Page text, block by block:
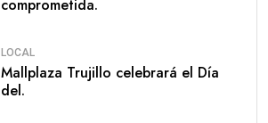
comprometida.
LOCAL
Mallplaza Trujillo celebrará el Día
del.